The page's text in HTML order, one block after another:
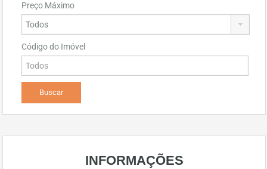
Preço Máximo
Código do Imóvel
INFORMAÇÕES